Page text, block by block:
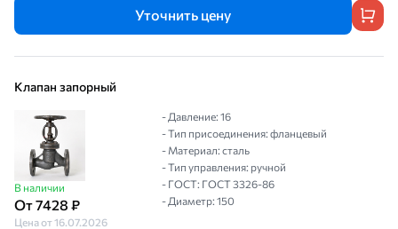
Уточнить цену
Клапан запорный
В наличии
От 7428 ₽
Цена от 16.07.2026
- Давление: 16
- Тип присоединения: фланцевый
- Материал: сталь
- Тип управления: ручной
- ГОСТ: ГОСТ 3326-86
- Диаметр: 150